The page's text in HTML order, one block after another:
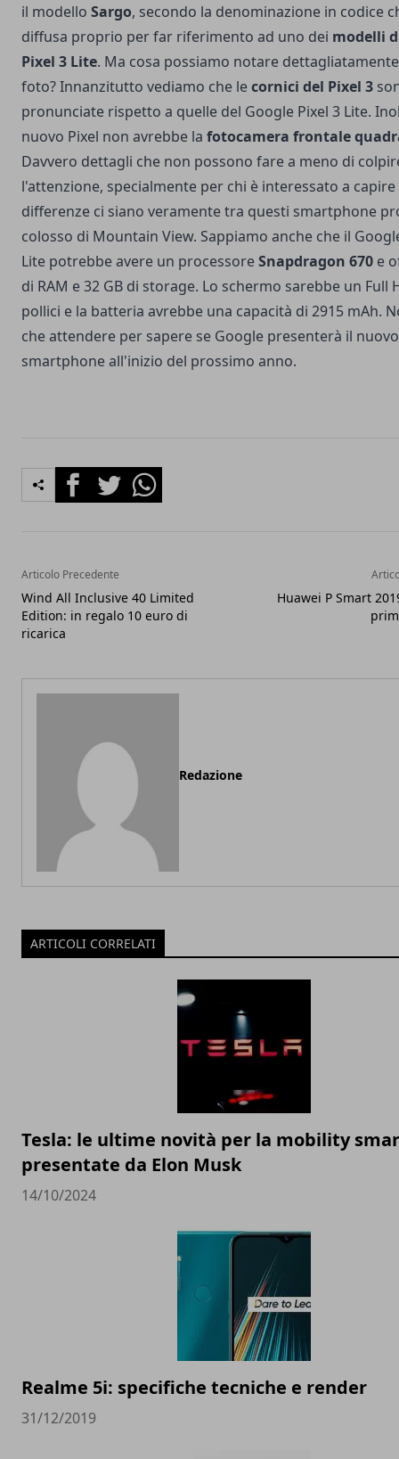
il modello Sargo, secondo la denominazione in codice
diffusa proprio per far riferimento ad uno dei modelli
Pixel 3 Lite. Ma cosa possiamo notare
foto? Innanzitutto vediamo che lecornici del Pixel 3
pronunciate rispetto a quelle del Google Pixel 3 Lite.
nuovo Pixel non avrebbe la fotocamera frontale
Davvero dettagli che non possono fare a meno di
l'attenzione, specialmente per chi è interessato a
differenze ci siano veramente tra questi smartphone
colosso di Mountain View. Sappiamo anche che il
Lite potrebbe avere un processoreSnapdragon 670 e
di RAM e 32 GB di storage. Lo schermo sarebbe un Full
pollici e la batteria avrebbe una capacità di 2915 mAh.
che attendere per sapere se Google presenterà il nuovo
smartphone all'inizio del prossimo anno.
FacebookTwitterWhatsapp
Articolo Precedente
Wind All Inclusive 40 Limited
Edition: in regalo 10 euro di
ricarica
Huawei P Smart
Redazione
ARTICOLI CORRELATI
Tesla: le ultime novità per la mobility
presentate da Elon Musk
14/10/2024
Realme 5i: specifiche tecniche e render
31/12/2019